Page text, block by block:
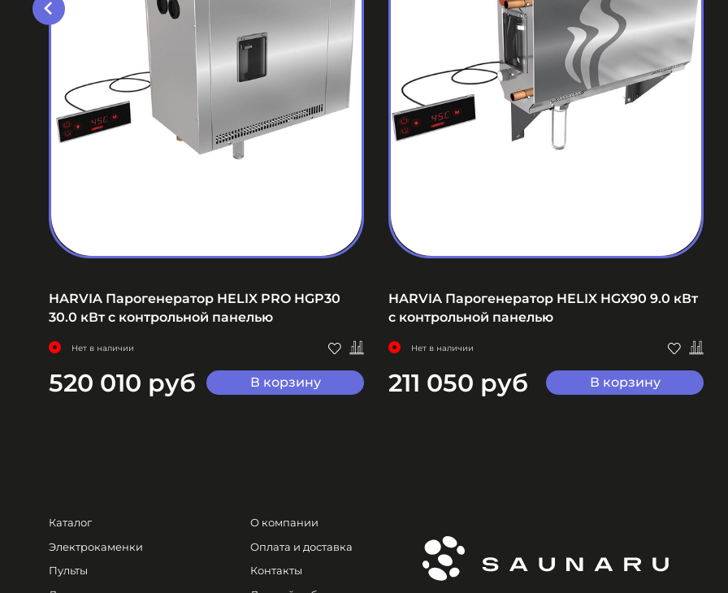
HARVIA Парогенератор HELIX PRO HGP30
30.0 кВт с контрольной панелью
Нет в наличии
520 010 руб В корзину
HARVIA Парогенератор HELIX HGX90 9.0 кВт
с контрольной панелью
Нет в наличии
211 050 руб В корзину
Каталог
Электрокаменки
Пульты
О компании
Оплата и доставка
Контакты